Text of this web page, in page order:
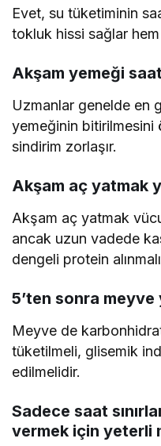
Evet, su tüketiminin
tokluk hissi sağlar
Akşam yemeği
Uzmanlar genelde en
yemeğinin bitirilmesini
sindirim zorlaşır.
Akşam aç yatmak
Akşam aç yatmak
ancak uzun vadede
dengeli protein
5’ten sonra meyve
Meyve de
tüketilmeli, glisemik
edilmelidir.
Sadece saat
vermek için yeterli